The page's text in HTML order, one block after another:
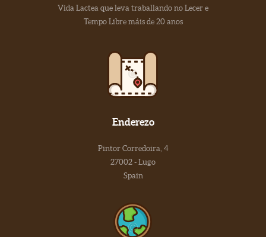
Vida Lactea que leva traballando no Lecer e
Tempo Libre máis de 20 anos
Enderezo
Pintor Corredoira, 4
27002 - Lugo
Spain